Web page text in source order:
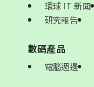
環球 IT 新聞
研究報告
數碼產品
電腦週邊